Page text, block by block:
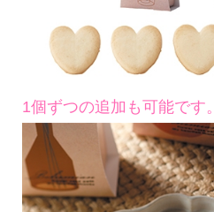
1個ずつの追加も可能です。